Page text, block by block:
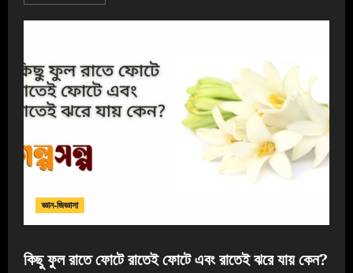
জ্ঞান-জিজ্ঞাসা
কিছু ফুল রাতে ফোটে রাতেই ফোটে এবং রাতেই ঝরে যায় কেন?